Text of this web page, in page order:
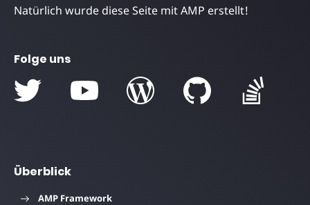
Natürlich wurde diese Seite mit AMP erstellt!
Folge uns
Überblick
AMP Framework